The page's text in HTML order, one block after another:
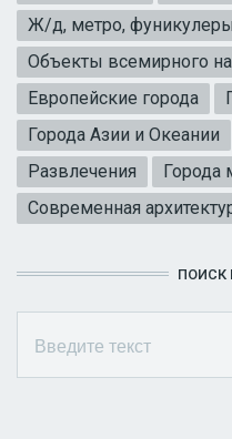
Ж/д, метро,
Объекты всемирного
Европейские города
Города Азии и Океании
Развлечения
Города
Современная
ПОИСК